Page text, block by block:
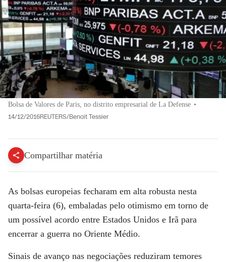
Bolsa de Valores de Paris, no distrito empresarial de La Defense •
14/12/2016REUTERS/Benoit Tessier
Compartilhar matéria
As bolsas europeias fecharam em alta robusta nesta
quarta-feira (6), embaladas pelo otimismo em torno de
um possível acordo entre Estados Unidos e Irã para
encerrar a guerra no Oriente Médio.
Sinais de avanço nas negociações reduziram temores